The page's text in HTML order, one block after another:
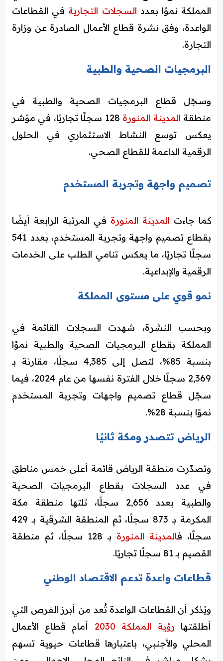
المملكة نموًا بعدد السجلات التجارية في القطاعات
الواعدة، وفق نشرة قطاع الأعمال الصادرة عن وزارة
التجارة.
البرمجيات الصحية والطبية
وسجّل قطاع البرمجيات الصحية والطبية في
منطقة المدينة المنورة
128 سجلًا تجاريًا، في مؤشر
يعكس توسع النشاط الاستثماري في الحلول
الرقمية الداعمة للقطاع الصحي.
تصميم واجهة وتجربة المستخدم
كما جاءت المدينة المنورة في المرتبة الرابعة أيضًا
بقطاع تصميم واجهة وتجربة المستخدم، بعدد 541
سجلًا تجاريًا، ما يعكس تنامي الطلب على الخدمات
الرقمية والإبداعية.
نمو قوي على مستوى المملكة
وبحسب النشرة، شهدت السجلات القائمة في
المملكة بقطاع البرمجيات الصحية والطبية نموًا
بنسبة 85%، لتصل إلى 4,385 سجلًا، مقارنة بـ
2,369 سجلًا خلال الفترة نفسها من عام 2024، فيما
سجّل قطاع تصميم واجهات وتجربة المستخدم
نموًا بنسبة 28%.
الرياض تتصدر ومكة ثانيًا
وتصدّرت منطقة الرياض قائمة أعلى خمس مناطق
في عدد السجلات بقطاع البرمجيات الصحية
والطبية بعدد 2,656 سجلًا، تلتها منطقة مكة
المكرمة بـ 873 سجلًا، ثم المنطقة الشرقية بـ 429
سجلًا، فالمدينة المنورة
بـ 128 سجلًا، ثم منطقة
القصيم بـ 81 سجلًا تجاريًا.
قطاعات واعدة تدعم الاقتصاد الوطني
ويُذكر أن القطاعات الواعدة تُعد من أبرز الفرص التي
أطلقتها رؤية المملكة 2030
أمام قطاع الأعمال
المحلي والأجنبي، باعتبارها قطاعات حيوية تسهم